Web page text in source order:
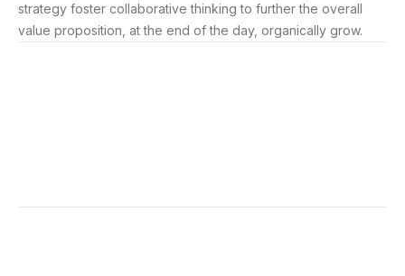
strategy foster collaborative thinking to further the overall
value proposition, at the end of the day, organically grow.